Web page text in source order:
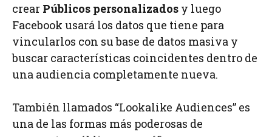
crear Públicos personalizados y luego
Facebook usará los datos que tiene para
vincularlos con su base de datos masiva y
buscar características coincidentes dentro de
una audiencia completamente nueva.
También llamados “Lookalike Audiences” es
una de las formas más poderosas de